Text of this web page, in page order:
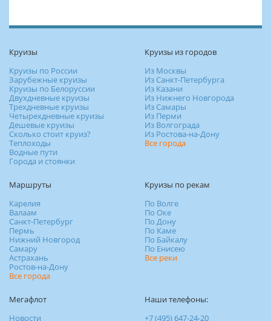
Круизы
Круизы по России
Зарубежные круизы
Круизы по Белоруссии
Двухдневные круизы
Трехдневные круизы
Четырехдневные круизы
Дешевые круизы
Сколько стоит круиз?
Теплоходы
Водные пути
Города и стоянки
Круизы из городов
Из Москвы
Из Санкт-Петербурга
Из Казани
Из Нижнего Новгорода
Из Самары
Из Перми
Из Волгограда
Из Ростова-на-Дону
Все города
Маршруты
Карелия
Валаам
Санкт-Петербург
Пермь
Нижний Новгород
Самару
Астрахань
Ростов-на-Дону
Все города
Круизы по рекам
По Волге
По Оке
По Дону
По Каме
По Байкалу
По Енисею
Все реки
Мегафлот
Новости
Наши телефоны:
+7 (495) 647-24-20